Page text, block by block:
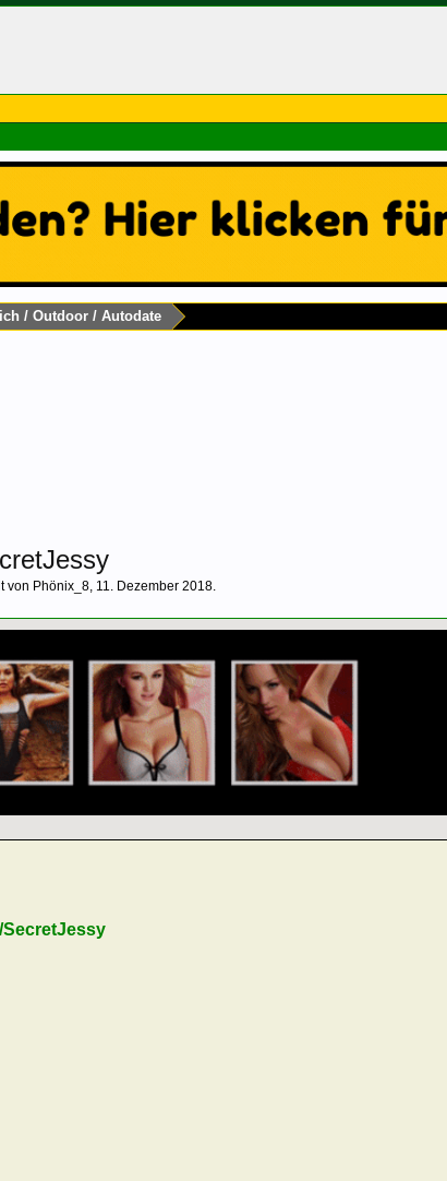
/ Outdoor / Autodate
von Phönix_8, 11. Dezember 2018.
SecretJessy